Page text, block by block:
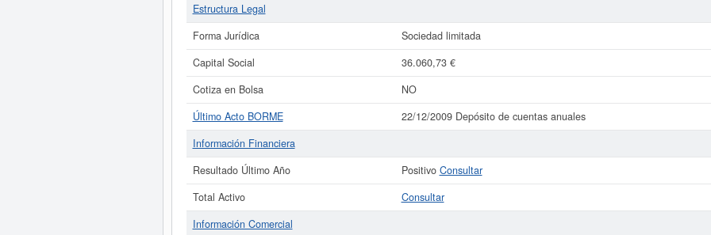
Estructura Legal
Forma Jurídica
Sociedad limitada
Capital Social
36.060,73 €
Cotiza en Bolsa
NO
Último Acto BORME
22/12/2009 Depósito de cuentas anuales
Información Financiera
Resultado Último Año
Positivo Consultar
Total Activo
Consultar
Información Comercial